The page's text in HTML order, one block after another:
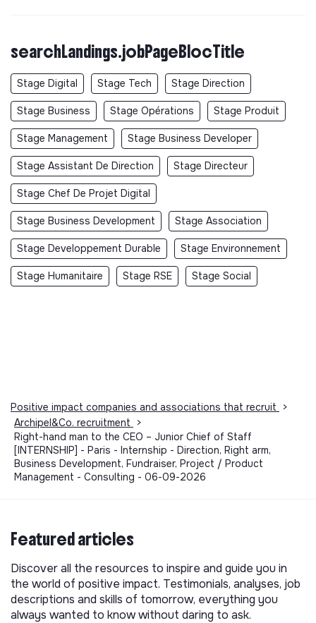
avec des co-fondateurs expérimentés sur les sujets
les plus stratégiques, ce sera une sorte de mini-MBA
accéléré
Une courbe d'apprentissage très forte :
de près comment naissent des entreprises.
Des responsabilités réelles :pas de rôle
d'assistanat.
Un environnement entrepreneurial :Tu interagiras
avec des entrepreneurs, investisseurs, experts,
acteurs publics et partenaires de l'écosystème.
Une place privilégiée dans l'aventure :Nous
construisons 113 dès aujourd'hui. Les premières
personnes qui nous rejoignent contribueront
directement à définir ce que sera l'organisation
demain.
Indemnité de stage de 1 200€ nets par mois
100% du titre de transport pris en charge
Tickets restaurants d’une valeur de 10,80€ par jour
travaillé
1 jour de congé par mois travaillé incluant les jours
searchLandings.jobPageBlocTitle
Stage Digital Stage Tech Stage Direction
Stage Business Stage Opérations Stage Produit
Stage Management Stage Business Developer
Stage Assistant De Direction Stage Directeur
Stage Chef De Projet Digital
Stage Business Development Stage Association
Stage Developpement Durable Stage Environnement
Stage Humanitaire Stage RSE Stage Social
Positive impact companies and associations that recruit
>
Archipel&Co. recruitment
>
Right-hand man to the CEO – Junior Chief of Staff
[INTERNSHIP] - Paris - Internship - Direction, Right arm,
Business Development, Fundraiser, Project / Product
Management - Consulting - 06-09-2026
Featured articles
Discover all the resources to inspire and guide you in
the world of positive impact. Testimonials, analyses, job
descriptions and skills of tomorrow, everything you
always wanted to know without daring to ask.